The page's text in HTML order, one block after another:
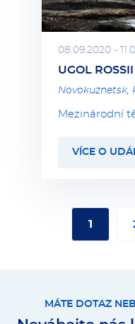
08.09.2020 -
UGOL
Novokuznetsk,
Mezinárodní
VÍCE O
Stránkování
1
MÁTE DOTAZ